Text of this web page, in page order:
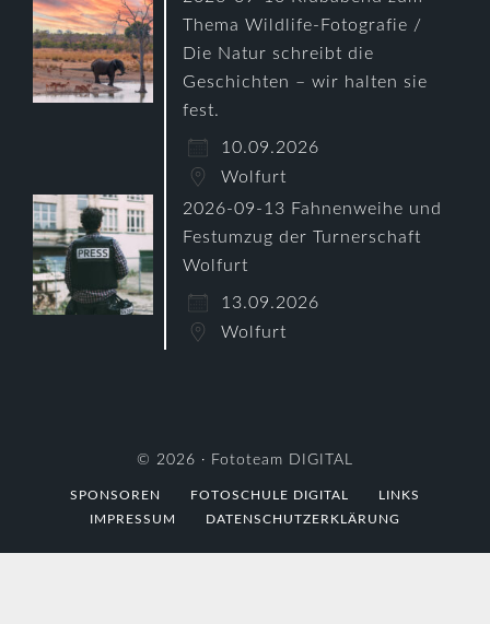
Thema Wildlife-Fotografie /
Die Natur schreibt die
Geschichten – wir halten sie
fest.
10.09.2026
Wolfurt
2026-09-13 Fahnenweihe und
Festumzug der Turnerschaft
Wolfurt
13.09.2026
Wolfurt
© 2026 · Fototeam DIGITAL
SPONSOREN FOTOSCHULE DIGITAL
LINKS
IMPRESSUM
DATENSCHUTZERKLÄRUNG